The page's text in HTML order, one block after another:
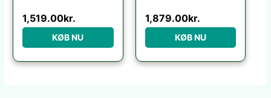
1,519.00kr.
KØB NU
1,879.00kr.
KØB NU